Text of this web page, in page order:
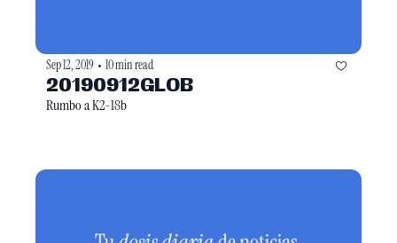
Sep 12, 2019 • 10 min read
20190912GLOB
Rumbo a K2-18b